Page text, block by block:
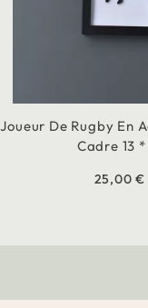
Joueur De Rugby En
Cadre 13 *
25,00 €